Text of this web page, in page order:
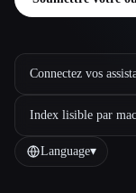
Connectez vos
Index lisible par
Language▾